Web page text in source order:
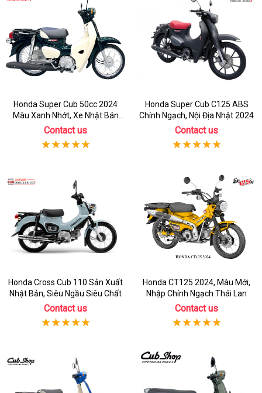
Honda Super Cub 50cc 2024
Màu Xanh Nhớt, Xe Nhật Bán
Chạy Nhất
Contact us
Honda Super Cub C125 ABS
Chính Ngạch, Nội Địa Nhật 2024
Contact us
Honda Cross Cub 110 Sản Xuất
Nhật Bản, Siêu Ngầu Siêu Chất
Contact us
Honda CT125 2024, Màu Mới,
Nhập Chính Ngạch Thái Lan
Contact us